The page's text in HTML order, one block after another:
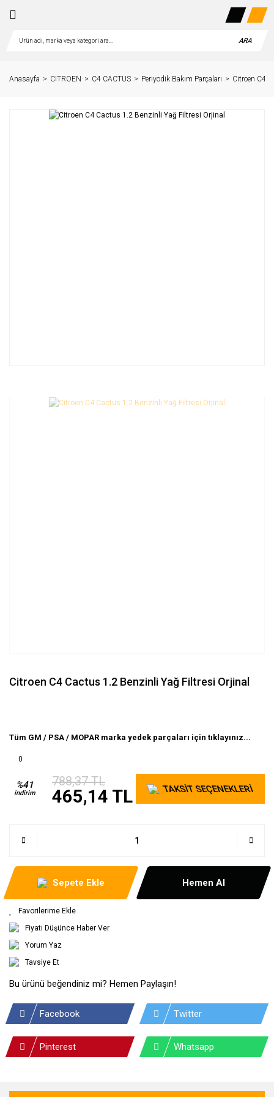
ARA
Anasayfa CITROEN C4 CACTUS Periyodik Bakım Parçaları Citroen C4
Citroen C4 Cactus 1.2 Benzinli Yağ Filtresi Orjinal
Tüm GM / PSA / MOPAR marka yedek parçaları için tıklayınız...
0
%41
indirim
788,37 TL
465,14 TL TAKSİT SEÇENEKLERİ
Sepete Ekle Hemen Al
Fiyatı Düşünce Haber Ver
Yorum Yaz
Tavsiye Et
Bu ürünü beğendiniz mi? Hemen Paylaşın!
Facebook Twitter
Pinterest Whatsapp